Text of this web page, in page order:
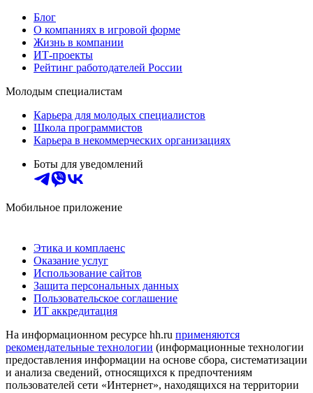
Блог
О компаниях в игровой форме
Жизнь в компании
ИТ-проекты
Рейтинг работодателей России
Молодым специалистам
Карьера для молодых специалистов
Школа программистов
Карьера в некоммерческих организациях
Боты для уведомлений
Мобильное приложение
Этика и комплаенс
Оказание услуг
Использование сайтов
Защита персональных данных
Пользовательское соглашение
ИТ аккредитация
На информационном ресурсе hh.ru применяются
рекомендательные технологии (информационные технологии
предоставления информации на основе сбора, систематизации
и анализа сведений, относящихся к предпочтениям
пользователей сети «Интернет», находящихся на территории